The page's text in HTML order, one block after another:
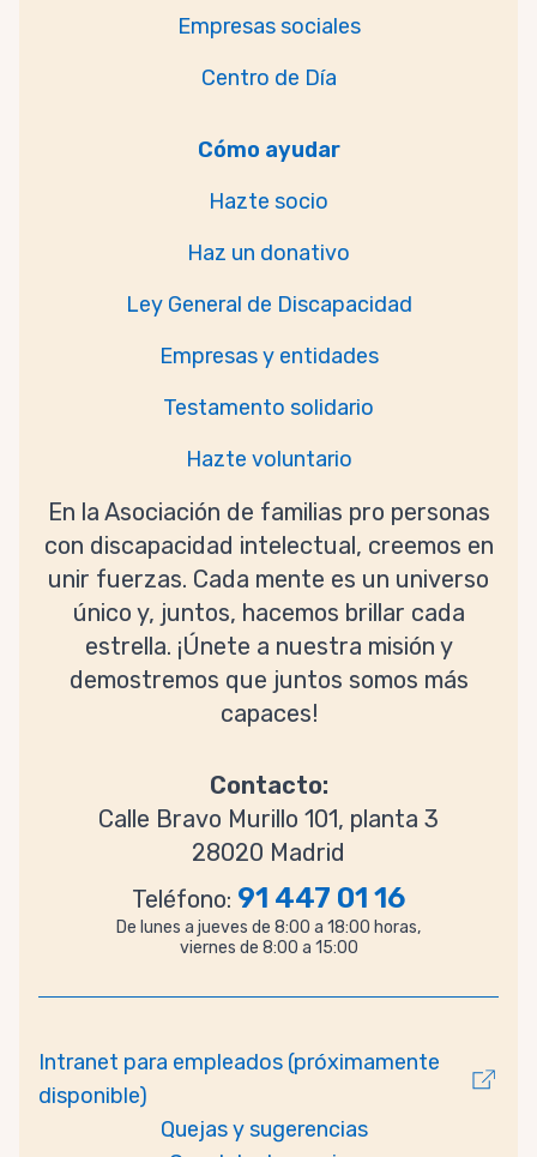
Empresas sociales
Centro de Día
Cómo ayudar
Hazte socio
Haz un donativo
Ley General de Discapacidad
Empresas y entidades
Testamento solidario
Hazte voluntario
En la Asociación de familias pro personas
con discapacidad intelectual, creemos en
unir fuerzas. Cada mente es un universo
único y, juntos, hacemos brillar cada
estrella. ¡Únete a nuestra misión y
demostremos que juntos somos más
capaces!
Contacto:
Calle Bravo Murillo 101, planta 3
28020 Madrid
Teléfono: 91 447 01 16
De lunes a jueves de 8:00 a 18:00 horas,
viernes de 8:00 a 15:00
Intranet para empleados (próximamente
disponible)
Quejas y sugerencias